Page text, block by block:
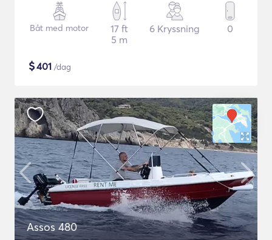
Båt med motor
17 ft
5 m
6 Kryssning 0
$401 /dag
Assos 480